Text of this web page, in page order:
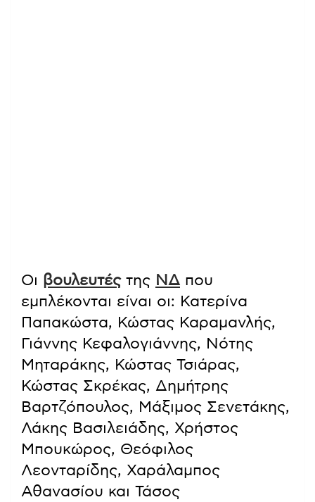
Οι βουλευτέςτης ΝΔ που
εμπλέκονται είναι οι: Κατερίνα
Παπακώστα, Κώστας Καραμανλής,
Γιάννης Κεφαλογιάννης, Νότης
Μηταράκης, Κώστας Τσιάρας,
Κώστας Σκρέκας, Δημήτρης
Βαρτζόπουλος, Μάξιμος Σενετάκης,
Λάκης Βασιλειάδης, Χρήστος
Μπουκώρος, Θεόφιλος
Λεονταρίδης, Χαράλαμπος
Αθανασίου και Τάσος